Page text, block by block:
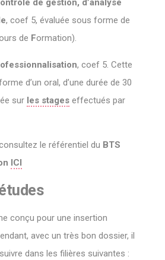
de gestion, d’analyse
, coef 5, évaluée sous forme de
de Formation).
, coef 5. Cette
d’un oral, d’une durée de 30
sur les stages effectués par
le référentiel du BTS
ICI
conçu pour une insertion
avec un très bon dossier, il
dans les filières suivantes :